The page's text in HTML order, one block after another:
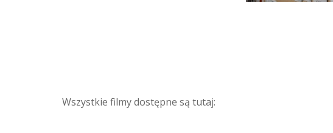
Wszystkie filmy dostępne są tutaj: